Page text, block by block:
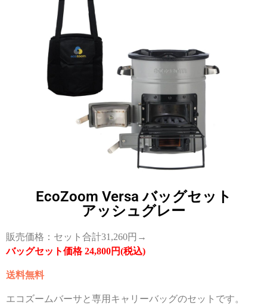
EcoZoom Versa バッグセット
アッシュグレー
販売価格：セット合計31,260円→
バッグセット価格 24,800円(税込)
送料無料
エコズームバーサと専用キャリーバッグのセットです。